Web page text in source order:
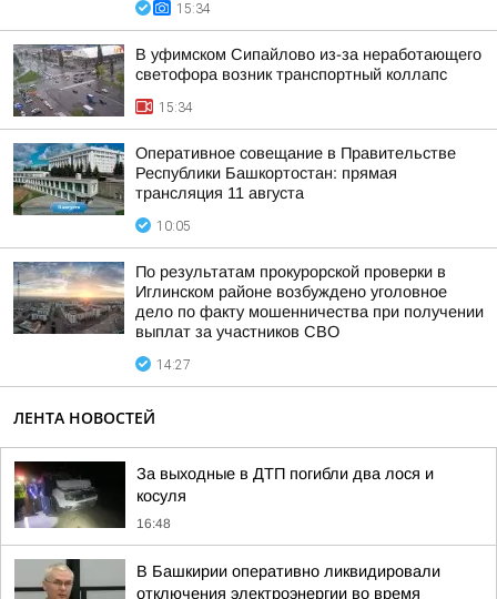
15:34
В уфимском Сипайлово из-за неработающего
светофора возник транспортный коллапс
15:34
Оперативное совещание в Правительстве
Республики Башкортостан: прямая
трансляция 11 августа
10:05
По результатам прокурорской проверки в
Иглинском районе возбуждено уголовное
дело по факту мошенничества при получении
выплат за участников СВО
14:27
ЛЕНТА НОВОСТЕЙ
За выходные в ДТП погибли два лося и
косуля
16:48
В Башкирии оперативно ликвидировали
отключения электроэнергии во время